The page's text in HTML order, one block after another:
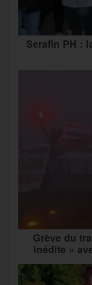
Serafin PH :
Grève du
inédite »